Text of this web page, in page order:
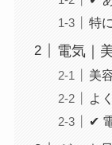
特
電気｜
美
よ
✔